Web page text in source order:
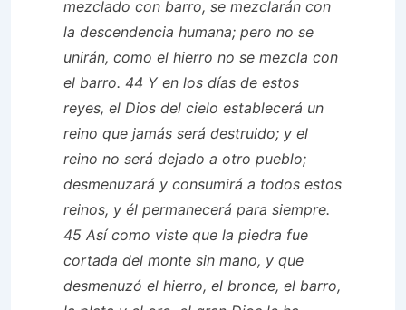
mezclado con barro, se mezclarán con
la descendencia humana; pero no se
unirán, como el hierro no se mezcla con
el barro. 44 Y en los días de estos
reyes, el Dios del cielo establecerá un
reino que jamás será destruido; y el
reino no será dejado a otro pueblo;
desmenuzará y consumirá a todos estos
reinos, y él permanecerá para siempre.
45 Así como viste que la piedra fue
cortada del monte sin mano, y que
desmenuzó el hierro, el bronce, el barro,